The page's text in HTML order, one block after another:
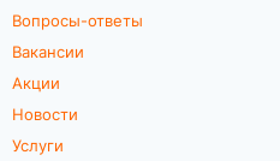
Вопросы-ответы
Вакансии
Акции
Новости
Услуги